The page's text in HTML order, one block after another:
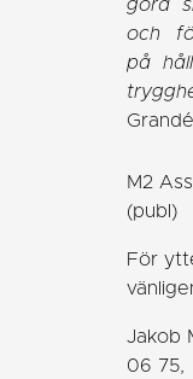
göra
och
på
M2
(publ)
För
Jakob
06 75,